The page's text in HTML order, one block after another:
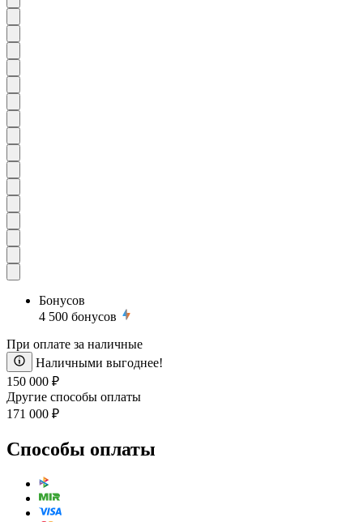
Бонусов
4 500 бонусов
При оплате за наличные
Наличными выгоднее!
150 000 ₽
Другие способы оплаты
171 000 ₽
Способы оплаты